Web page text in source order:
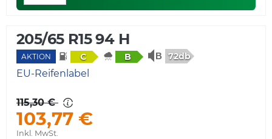
205/65 R15 94 H
AKTION C B 72db
EU-Reifenlabel
115,30 €
103,77 €
Inkl. MwSt.